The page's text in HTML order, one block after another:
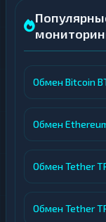
Обмен Bitcoin
Обмен
Обмен Tether
Обмен Tether